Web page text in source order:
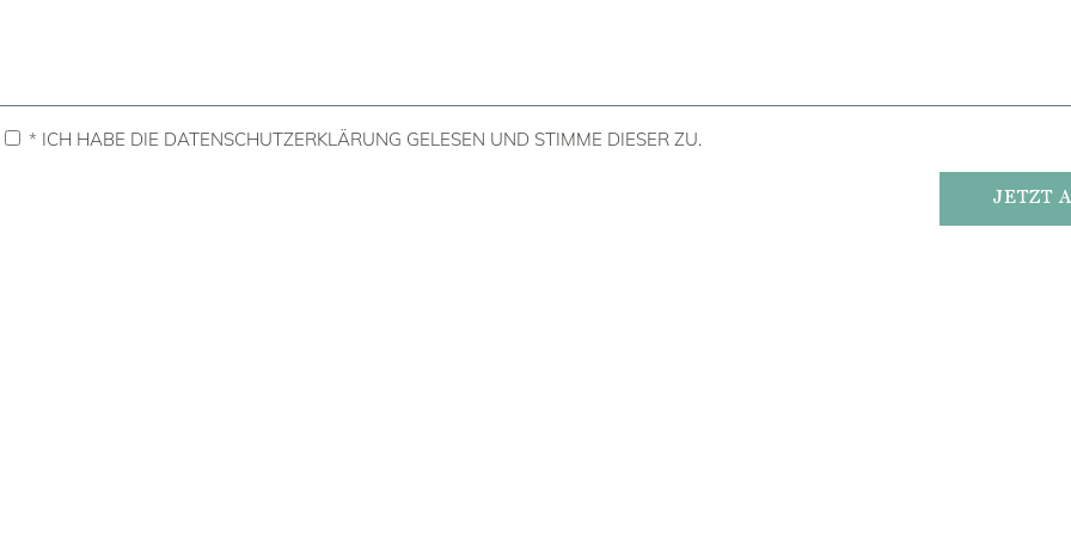
* ICH HABE DIE DATENSCHUTZERKLÄRUNG GELESEN UND STIMME DIESER ZU.
JETZT